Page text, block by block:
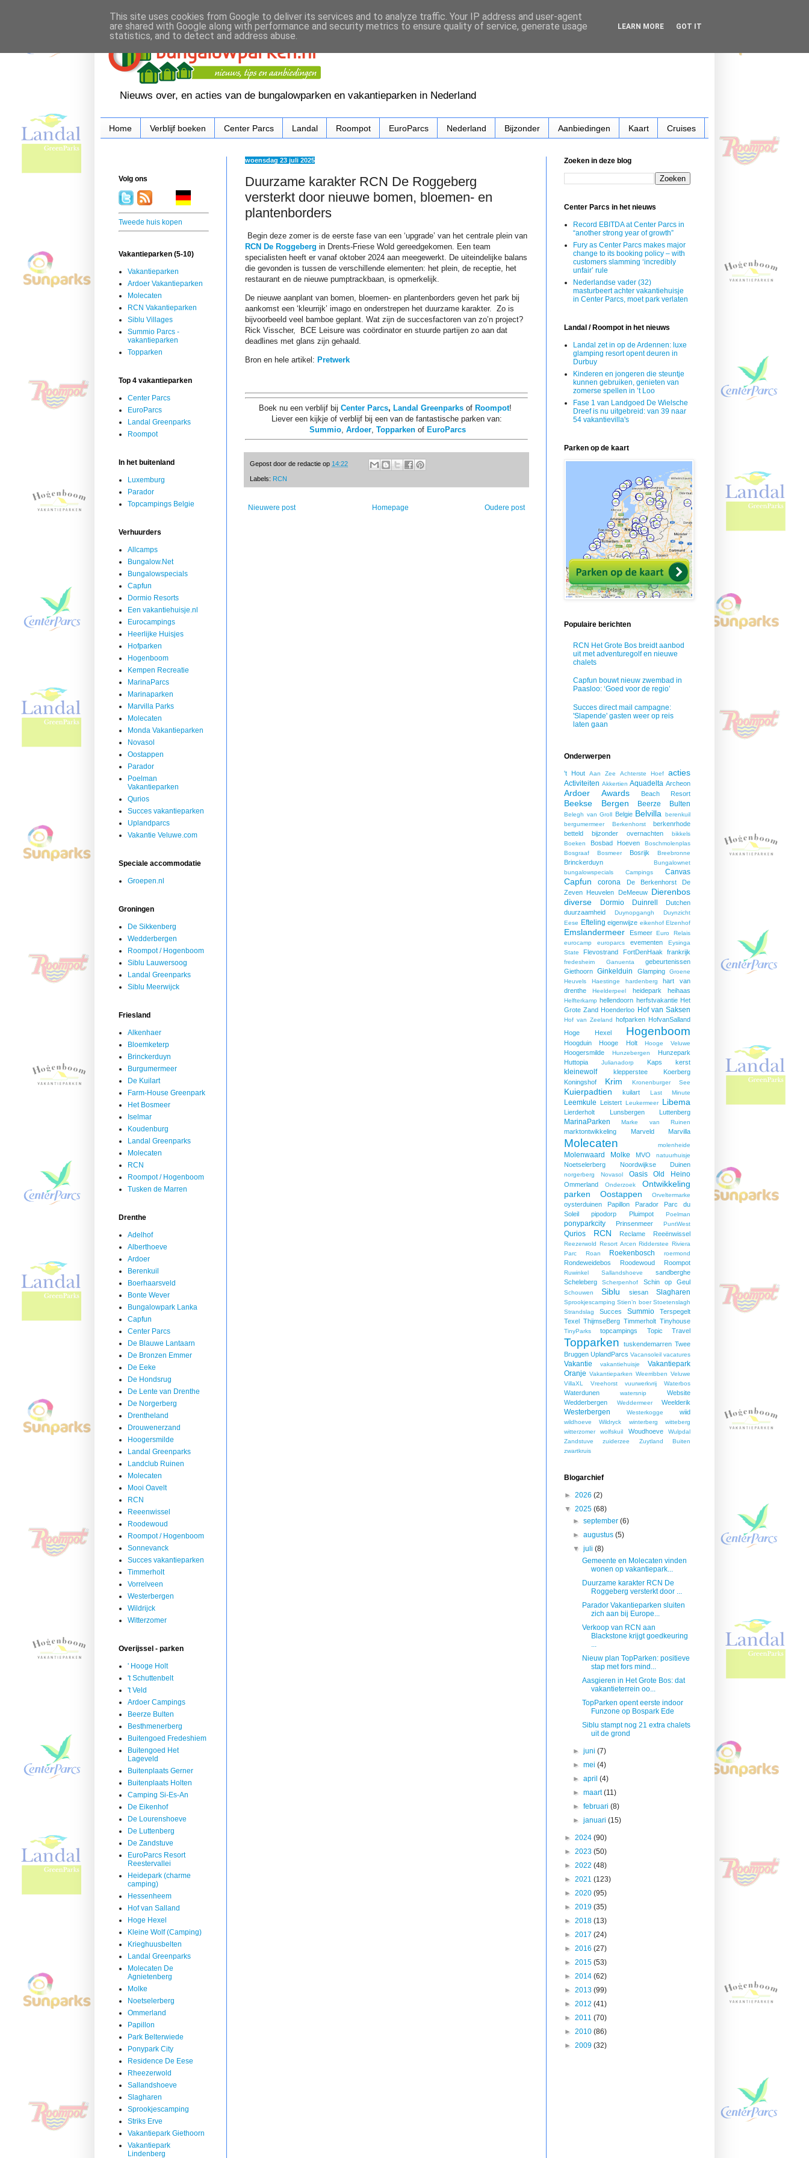
Nieuws over, en acties van de bungalowparken en vakantieparken in Nederland
Home Verblijf boeken Center Parcs Landal Roompot EuroParcs Nederland Bijzonder Aanbiedingen Kaart Cruises
woensdag 23 juli 2025
Duurzame karakter RCN De Roggeberg
versterkt door nieuwe bomen, bloemen- en
plantenborders
Begin deze zomer is de eerste fase van een ‘upgrade’ van het centrale plein van
RCN De Roggeberg in Drents-Friese Wold gereedgekomen. Een team
specialisten heeft er vanaf oktober 2024 aan meegewerkt. De uiteindelijke balans
die gevonden is tussen de verschillende elementen: het plein, de receptie, het
restaurant en de nieuwe pumptrackbaan, is opmerkelijk.
De nieuwe aanplant van bomen, bloemen- en plantenborders geven het park bij
aankomst een ‘kleurrijk’ imago en onderstrepen het duurzame karakter. Zo is
bijvoorbeeld veel bamboe geplant. Wat zijn de succesfactoren van zo’n project?
Rick Visscher, BCE Leisure was coördinator en stuurde partijen zo aan dat
deadlines met glans zijn gehaald.
Bron en hele artikel: Pretwerk
Boek nu een verblijf bij Center Parcs, Landal Greenparks of Roompot!
Liever een kijkje of verblijf bij een van de fantastische parken van:
Summio Ardoer Topparken of EuroParcs
Gepost door de redactie op 14:22
Labels: RCN
Nieuwere post Oudere post
Homepage
Volg ons
Tweede huis kopen
Vakantieparken (5-10)
Vakantieparken
Ardoer Vakantieparken
Molecaten
RCN Vakantieparken
Siblu Villages
Summio Parcs -
vakantieparken
Topparken
Top 4 vakantieparken
Center Parcs
EuroParcs
Landal Greenparks
Roompot
In het buitenland
Luxemburg
Parador
Topcampings Belgie
Verhuurders
Allcamps
Bungalow.Net
Bungalowspecials
Capfun
Dormio Resorts
Een vakantiehuisje.nl
Eurocampings
Heerlijke Huisjes
Hofparken
Hogenboom
Kempen Recreatie
MarinaParcs
Marinaparken
Marvilla Parks
Molecaten
Monda Vakantieparken
Novasol
Oostappen
Parador
Poelman
Vakantieparken
Qurios
Succes vakantieparken
Uplandparcs
Vakantie Veluwe.com
Speciale accommodatie
Groepen.nl
Groningen
De Sikkenberg
Wedderbergen
Roompot / Hogenboom
Siblu Lauwersoog
Landal Greenparks
Siblu Meerwijck
Friesland
Alkenhaer
Bloemketerp
Brinckerduyn
Burgumermeer
De Kuilart
Farm-House Greenpark
Het Bosmeer
Iselmar
Koudenburg
Landal Greenparks
Molecaten
RCN
Roompot / Hogenboom
Tusken de Marren
Drenthe
Adelhof
Alberthoeve
Ardoer
Berenkuil
Boerhaarsveld
Bonte Wever
Bungalowpark Lanka
Capfun
Center Parcs
De Blauwe Lantaarn
De Bronzen Emmer
De Eeke
De Hondsrug
De Lente van Drenthe
De Norgerberg
Drentheland
Drouwenerzand
Hoogersmilde
Landal Greenparks
Landclub Ruinen
Molecaten
Mooi Oavelt
RCN
Reeenwissel
Roodewoud
Roompot / Hogenboom
Sonnevanck
Succes vakantieparken
Timmerholt
Vorrelveen
Westerbergen
Wildrijck
Witterzomer
Overijssel - parken
' Hooge Holt
't Schuttenbelt
't Veld
Ardoer Campings
Beerze Bulten
Besthmenerberg
Buitengoed Fredeshiem
Buitengoed Het
Lageveld
Buitenplaats Gerner
Buitenplaats Holten
Camping Si-Es-An
De Eikenhof
De Lourenshoeve
De Luttenberg
De Zandstuve
EuroParcs Resort
Reestervallei
Heidepark (charme
camping)
Hessenheem
Hof van Salland
Hoge Hexel
Kleine Wolf (Camping)
Krieghuusbelten
Landal Greenparks
Molecaten De
Agnietenberg
Molke
Noetselerberg
Ommerland
Papillon
Park Belterwiede
Ponypark City
Residence De Eese
Rheezerwold
Sallandshoeve
Slagharen
Sprookjescamping
Striks Erve
Vakantiepark Giethoorn
Vakantiepark
Lindenberg
Zoeken in deze blog
Center Parcs in het nieuws
Record EBITDA at Center Parcs in
“another strong year of growth”
Fury as Center Parcs makes major
change to its booking policy – with
customers slamming ‘incredibly
unfair’ rule
Nederlandse vader (32)
masturbeert achter vakantiehuisje
in Center Parcs, moet park verlaten
Landal / Roompot in het nieuws
Landal zet in op de Ardennen: luxe
glamping resort opent deuren in
Durbuy
Kinderen en jongeren die steuntje
kunnen gebruiken, genieten van
zomerse spellen in ’t Loo
Fase 1 van Landgoed De Wielsche
Dreef is nu uitgebreid: van 39 naar
54 vakantievilla's
Parken op de kaart
Populaire berichten
RCN Het Grote Bos breidt aanbod
uit met adventuregolf en nieuwe
chalets
Capfun bouwt nieuw zwembad in
Paasloo: ‘Goed voor de regio’
Succes direct mail campagne:
'Slapende' gasten weer op reis
laten gaan
Onderwerpen
't Hout Aan Zee Achterste Hoef acties
Activiteiten Akkertien Aquadelta Archeon
Ardoer Awards Beach Resort
Beekse Bergen Beerze Bulten
Belegh van Groll Belgie Belvilla
berenkuil
bergumermeer
Berkenhorst
berkenrhode
betteld
bijzonder overnachten
bikkels
Boeken
Bosbad Hoeven
Boschmolenplas
Bosgraaf
Bosmeer Bosrijk Breebronne
Brinckerduyn
Bungalownet
bungalowspecials
Campings Canvas
Capfun corona De Berkenhorst
De
Zeven Heuvelen
DeMeeuw
Dierenbos
diverse
Dormio Duinrell
Dutchen
duurzaamheid
Duynopgangh
Duynzicht
Eese Efteling eigenwijze eikenhof Elzenhof
Emslandermeer Esmeer
Euro Relais
eurocamp
europarcs evementen
Eysinga
State
Flevostrand FortDenHaak frankrijk
fredesheim Ganuenta
gebeurtenissen
Giethoorn
Ginkelduin Glamping
Groene
Heuvels
Haestinge hardenberg
hart van
drenthe
Heelderpeel heidepark heihaas
Helfterkamp hellendoorn herfstvakantie Het
Grote Zand Hoenderloo Hof van Saksen
Hof van Zeeland hofparken HofvanSalland
Hoge Hexel
Hogenboom
Hoogduin Hooge Holt Hooge Veluwe
Hoogersmilde Hunzebergen
Hunzepark
Huttopia
Julianadorp Kaps kerst
kleinewolf klepperstee
Koerberg
Koningshof
Krim Kronenburger See
Kuierpadtien kuilart Last Minute
Leemkule Leistert Leukermeer Libema
Lierderholt Lunsbergen Luttenberg
MarinaParken Marke van Ruinen
marktontwikkeling Marveld Marvilla
Molecaten molenheide
Molenwaard Molke MVO natuurhuisje
Noetselerberg Noordwijkse Duinen
norgerberg Novasol Oasis Old Heino
Ommerland Onderzoek
Ontwikkeling
parken
Oostappen Orveltermarke
oysterduinen Papillon Parador
Parc du
Soleil
pipodorp Pluimpot Poelman
ponyparkcity Prinsenmeer PuntWest
Qurios RCN Reclame Reeënwissel
Reezerwold Resort Arcen Ridderstee Riviera
Parc
Roan Roekenbosch roermond
Rondeweidebos Roodewoud Roompot
Ruwinkel Sallandshoeve
sandberghe
Scheleberg
Scherpenhof Schin op Geul
Schouwen Siblu siesan Slagharen
Sprookjescamping Stien’n boer Stoetenslagh
Strandslag
Succes Summio
Terspegelt
Texel ThijmseBerg Timmerholt Tinyhouse
TinyParks topcampings Topic Travel
Topparken tuskendemarren Twee
Bruggen UplandParcs Vacansoleil vacatures
Vakantie vakantiehuisje
Vakantiepark
Oranje Vakantieparken Weerribben Veluwe
VillaXL
Vreehorst vuurwerkvrij Waterbos
Waterdunen watersnip
Website
Wedderbergen
Weddermeer Weelderik
Westerbergen Westerkogge wiid
wildhoeve Wildryck winterberg
witteberg
witterzomer
wolfskuil Woudhoeve
Wulpdal
Zandstuve
zuiderzee
Zuytland Buiten
zwartkruis
Blogarchief
► 2026 (2)
▼ 2025 (68)
►september(6)
►augustus(5)
▼juli(8)
Gemeente en Molecaten vinden
wonen op vakantiepark...
Duurzame karakter RCN De
Roggeberg versterkt door ...
Parador Vakantieparken sluiten
zich aan bij Europe...
Verkoop van RCN aan
Blackstone krijgt goedkeuring
Nieuw plan TopParken: positieve
stap met fors mind...
Aasgieren in Het Grote Bos: dat
vakantieterrein oo...
TopParken opent eerste indoor
Funzone op Bospark Ede
Siblu stampt nog 21 extra chalets
uit de grond
►juni(7)
►mei(4)
►april(4)
►maart(11)
►februari(8)
►januari(15)
► 2024 (90)
► 2023 (50)
► 2022 (48)
► 2021 (123)
► 2020 (95)
► 2019 (35)
► 2018 (13)
► 2017 (24)
► 2016 (27)
► 2015 (53)
► 2014 (62)
► 2013 (99)
► 2012 (41)
► 2011 (70)
► 2010 (86)
► 2009 (32)
This site uses cookies from Google to deliver its services and to analyze traffic. Your IP address and user-agent
are shared with Google along with performance and security metrics to ensure quality of service, generate usage
statistics, and to detect and address abuse.
LEARN MORE GOT IT